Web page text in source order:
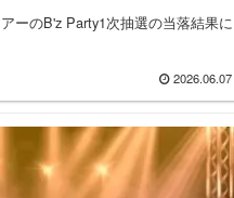
ーのB'z Party1次抽選の当落結果に
2026.06.07